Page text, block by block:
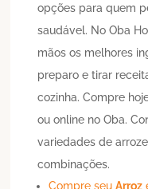
opções para quem
saudável. No Oba
mãos os melhores
preparo e tirar
cozinha. Compre
ou online no Oba.
variedades de
combinações.
Compre seuArroz